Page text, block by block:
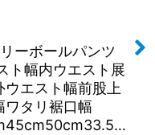
ーボールパンツ
ト幅内ウエスト展
ウエスト幅前股上
ワタリ裾口幅